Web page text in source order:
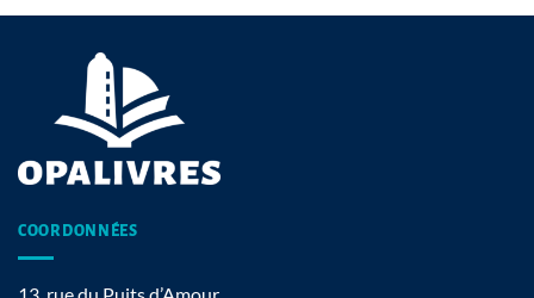
COORDONNÉES